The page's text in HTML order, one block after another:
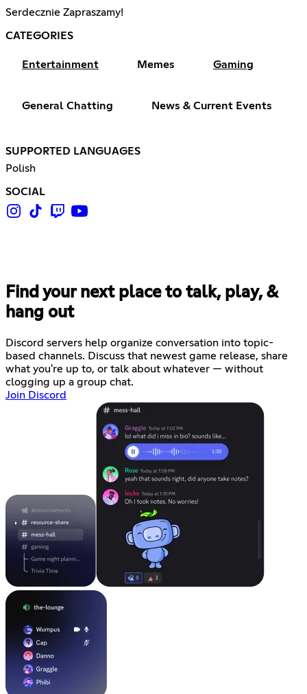
Serdecznie Zapraszamy!
CATEGORIES
Entertainment Memes Gaming
General Chatting News & Current Events
SUPPORTED LANGUAGES
Polish
SOCIAL
Find your next place to talk, play, &
hang out
Discord servers help organize conversation into topic-
based channels. Discuss that newest game release, share
what you're up to, or talk about whatever — without
clogging up a group chat.
Join Discord